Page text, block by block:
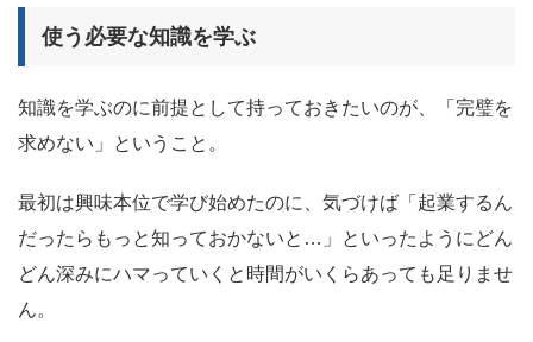
使う必要な知識を学ぶ
知識を学ぶのに前提として持っておきたいのが、「完璧を
求めない」ということ。
最初は興味本位で学び始めたのに、気づけば「起業するん
だったらもっと知っておかないと…」といったようにどん
どん深みにハマっていくと時間がいくらあっても足りませ
ん。